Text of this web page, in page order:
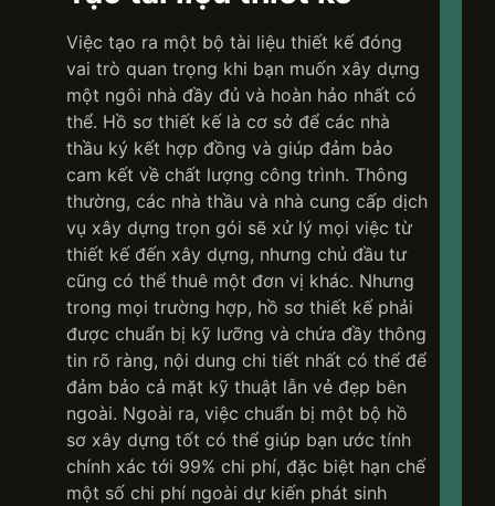
Việc tạo ra một bộ tài liệu thiết kế đóng
vai trò quan trọng khi bạn muốn xây dựng
một ngôi nhà đầy đủ và hoàn hảo nhất có
thể. Hồ sơ thiết kế là cơ sở để các nhà
thầu ký kết hợp đồng và giúp đảm bảo
cam kết về chất lượng công trình. Thông
thường, các nhà thầu và nhà cung cấp dịch
vụ xây dựng trọn gói sẽ xử lý mọi việc từ
thiết kế đến xây dựng, nhưng chủ đầu tư
cũng có thể thuê một đơn vị khác. Nhưng
trong mọi trường hợp, hồ sơ thiết kế phải
được chuẩn bị kỹ lưỡng và chứa đầy thông
tin rõ ràng, nội dung chi tiết nhất có thể để
đảm bảo cả mặt kỹ thuật lẫn vẻ đẹp bên
ngoài. Ngoài ra, việc chuẩn bị một bộ hồ
sơ xây dựng tốt có thể giúp bạn ước tính
chính xác tới 99% chi phí, đặc biệt hạn chế
một số chi phí ngoài dự kiến ​​phát sinh